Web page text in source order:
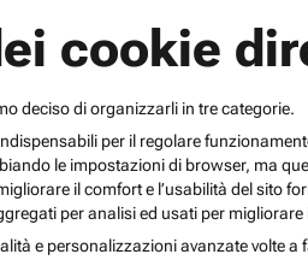
cookie
deciso di organizzarli in tre categorie.
per il regolare
le impostazioni di browser, ma
il comfort e l’usabilità del
per analisi ed usati per migliorare
e personalizzazioni avanzate volte